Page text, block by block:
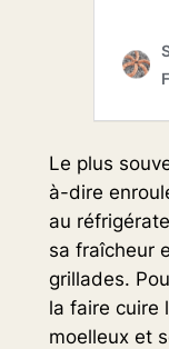
Le plus
à-dire
au
sa fraîcheur
grillades.
la faire cuire
moelleux et